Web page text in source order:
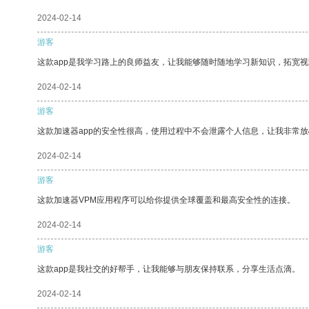
2024-02-14
游客
这款app是我学习路上的良师益友，让我能够随时随地学习新知识，拓宽视
2024-02-14
游客
这款加速器app的安全性很高，使用过程中不会泄露个人信息，让我非常放
2024-02-14
游客
这款加速器VPM应用程序可以给你提供全球覆盖和最高安全性的连接。
2024-02-14
游客
这款app是我社交的好帮手，让我能够与朋友保持联系，分享生活点滴。
2024-02-14